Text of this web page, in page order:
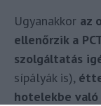
Ugyanakkor az
ellenőrzik a
szolgáltatás
sípályák is),
hotelekbe